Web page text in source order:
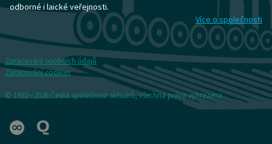
odborné i laické veřejnosti.
Více o společnosti
Zpracování osobních údajů
Zpracování cookies
© 1992—2026 Česká společnost aktuárů, všechna práva vyhrazena